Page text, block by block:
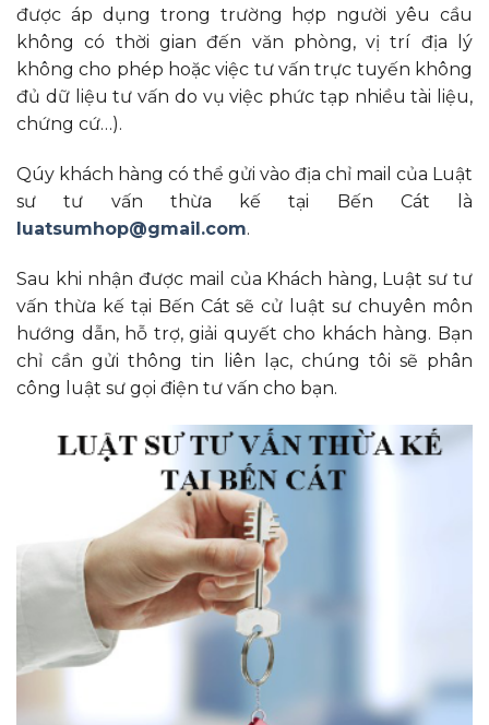
được áp dụng trong trường hợp người yêu cầu
không có thời gian đến văn phòng, vị trí địa lý
không cho phép hoặc việc tư vấn trực tuyến không
đủ dữ liệu tư vấn do vụ việc phức tạp nhiều tài liệu,
chứng cứ…).
Qúy khách hàng có thể gửi vào địa chỉ mail của Luật
sư tư vấn thừa kế tại Bến Cát là
luatsumhop@gmail.com.
Sau khi nhận được mail của Khách hàng, Luật sư tư
vấn thừa kế tại Bến Cát sẽ cử luật sư chuyên môn
hướng dẫn, hỗ trợ, giải quyết cho khách hàng. Bạn
chỉ cần gửi thông tin liên lạc, chúng tôi sẽ phân
công luật sư gọi điện tư vấn cho bạn.